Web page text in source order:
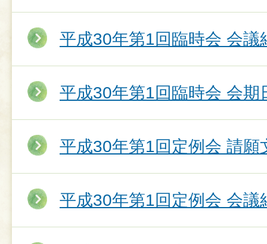
平成30年第1回臨時会 会議
平成30年第1回臨時会 会期
平成30年第1回定例会 請願
平成30年第1回定例会 会議